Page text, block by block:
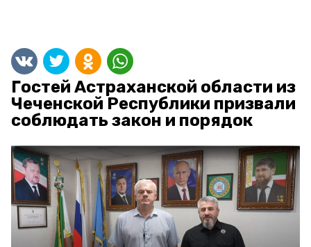
Гостей Астраханской области из
Чеченской Республики призвали
соблюдать закон и порядок